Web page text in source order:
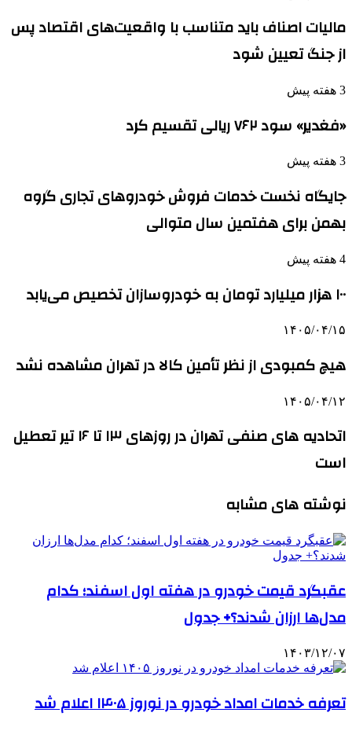
مالیات اصناف باید متناسب با واقعیت‌های اقتصاد پس
از جنگ تعیین شود
3 هفته پیش
«فغدیر» سود ۷۶۲ ریالی تقسیم کرد
3 هفته پیش
جایگاه نخست خدمات فروش خودروهای تجاری گروه
بهمن برای هفتمین سال متوالی
4 هفته پیش
۱۰۰ هزار میلیارد تومان به خودروسازان تخصیص می‌یابد
۱۴۰۵/۰۴/۱۵
هیچ کمبودی از نظر تأمین کالا در تهران مشاهده نشد
۱۴۰۵/۰۴/۱۲
اتحادیه های صنفی تهران در روزهای ۱۳ تا ۱۶ تیر تعطیل
است
نوشته های مشابه
عقبگرد قیمت خودرو در هفته اول اسفند؛ کدام
مدل‌ها ارزان شدند؟+ جدول
۱۴۰۳/۱۲/۰۷
تعرفه خدمات امداد خودرو در نوروز ۱۴۰۵ اعلام شد